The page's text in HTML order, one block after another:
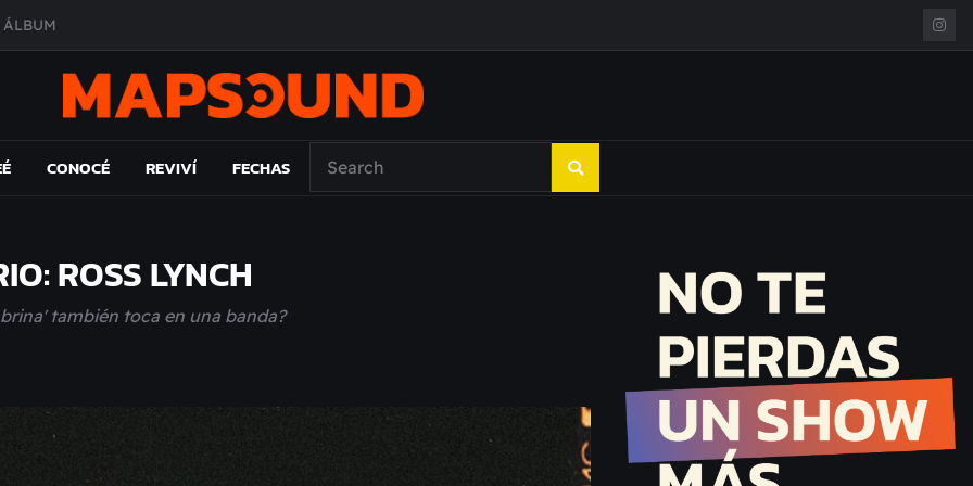
ÁLBUM
EL ENSAYO
DE ÉPOCA EN FORMA DE DISCO
CONOCÉ REVIVÍ FECHAS
ROSS LYNCH
también toca en una banda?